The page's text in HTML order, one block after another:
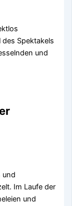
Spektakels
und
und
Im Laufe der
und